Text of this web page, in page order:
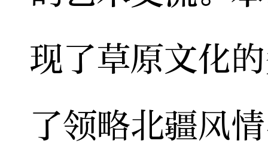
现了草原文化
了领略北疆风